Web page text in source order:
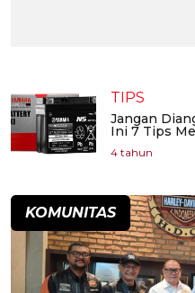
TIPS
Jangan
Ini 7 Tips
4 tahun
KOMUNITAS